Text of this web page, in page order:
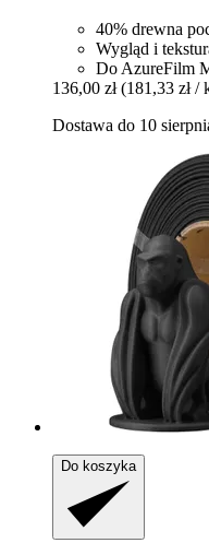
40% drewna
Wygląd i
Do AzureFilm
136,00 zł (181,33 zł /
Dostawa do 10
Do koszyka